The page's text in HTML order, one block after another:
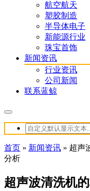
航空航天
塑胶制造
半导体电子
新能源行业
珠宝首饰
新闻资讯
行业资讯
公司新闻
联系蓝鲸
首页 » 新闻资讯 » 超声
分析
超声波清洗机